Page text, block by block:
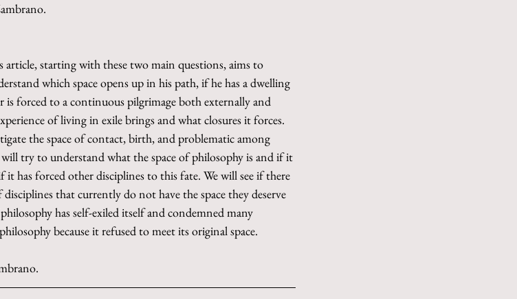
article, starting with these two main questions, aims to
which space opens up in his path, if he has a dwelling
is forced to a continuous pilgrimage both externally and
of living in exile brings and what closures it forces.
the space of contact, birth, and problematic among
try to understand what the space of philosophy is and if it
it has forced other disciplines to this fate. We will see if there
that currently do not have the space they deserve
has self-exiled itself and condemned many
because it refused to meet its original space.